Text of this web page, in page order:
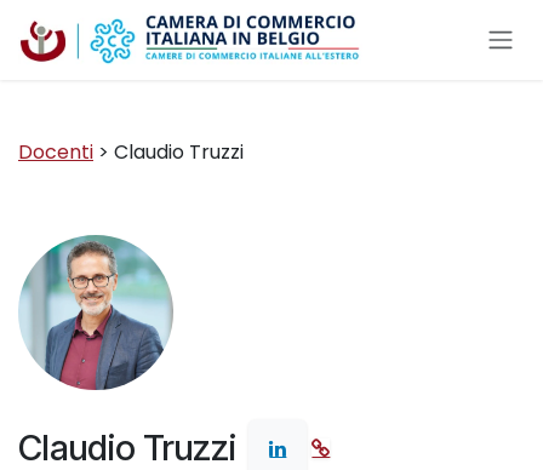
Passa al contenuto
Docenti > Claudio Truzzi
Claudio Truzzi